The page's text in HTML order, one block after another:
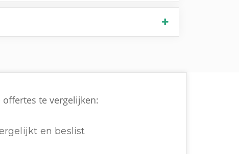
te vergelijken:
en beslist